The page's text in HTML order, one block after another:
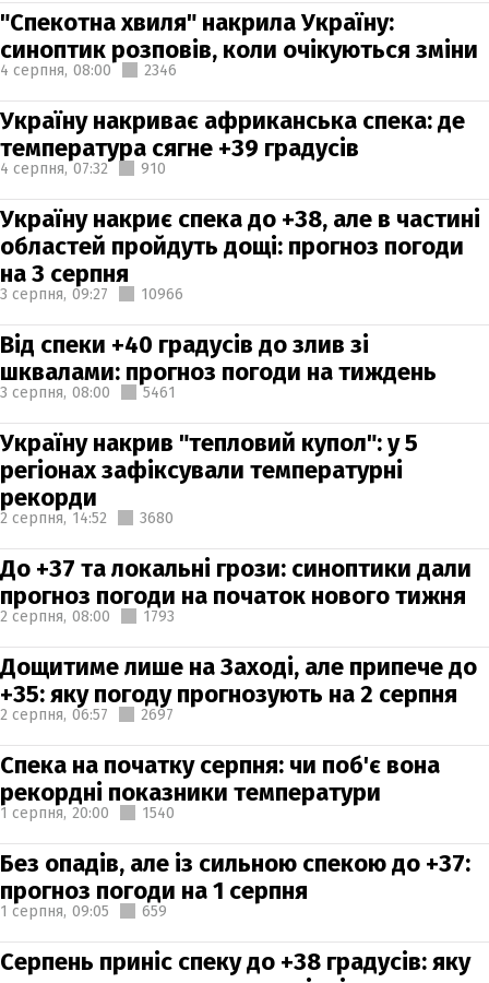
"Спекотна хвиля" накрила Україну:
синоптик розповів, коли очікуються зміни
4 серпня, 08:00 2346
Україну накриває африканська спека: де
температура сягне +39 градусів
4 серпня, 07:32 910
Україну накриє спека до +38, але в частині
областей пройдуть дощі: прогноз погоди
на 3 серпня
3 серпня, 09:27 10966
Від спеки +40 градусів до злив зі
шквалами: прогноз погоди на тиждень
3 серпня, 08:00 5461
Україну накрив "тепловий купол": у 5
регіонах зафіксували температурні
рекорди
2 серпня, 14:52 3680
До +37 та локальні грози: синоптики дали
прогноз погоди на початок нового тижня
2 серпня, 08:00 1793
Дощитиме лише на Заході, але припече до
+35: яку погоду прогнозують на 2 серпня
2 серпня, 06:57 2697
Спека на початку серпня: чи поб'є вона
рекордні показники температури
1 серпня, 20:00 1540
Без опадів, але із сильною спекою до +37:
прогноз погоди на 1 серпня
1 серпня, 09:05 659
Серпень приніс спеку до +38 градусів: яку